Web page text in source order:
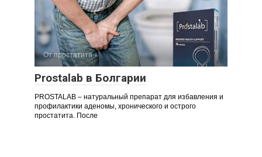
От простатита
Prostalab в Болгарии
PROSTALAB – натуральный препарат для избавления и
профилактики аденомы, хронического и острого
простатита. После